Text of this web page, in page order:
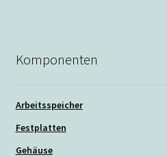
Komponenten
Arbeitsspeicher
Festplatten
Gehäuse